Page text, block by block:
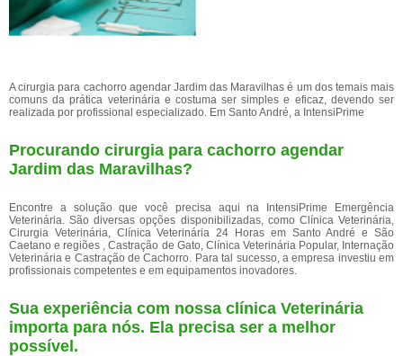
A cirurgia para cachorro agendar Jardim das Maravilhas é um dos temais mais
comuns da prática veterinária e costuma ser simples e eficaz, devendo ser
realizada por profissional especializado. Em Santo André, a IntensiPrime
Procurando cirurgia para cachorro agendar
Jardim das Maravilhas?
Encontre a solução que você precisa aqui na IntensiPrime Emergência
Veterinária. São diversas opções disponibilizadas, como Clínica Veterinária,
Cirurgia Veterinária, Clínica Veterinária 24 Horas em Santo André e São
Caetano e regiões , Castração de Gato, Clínica Veterinária Popular, Internação
Veterinária e Castração de Cachorro. Para tal sucesso, a empresa investiu em
profissionais competentes e em equipamentos inovadores.
Sua experiência com nossa clínica Veterinária
importa para nós. Ela precisa ser a melhor
possível.